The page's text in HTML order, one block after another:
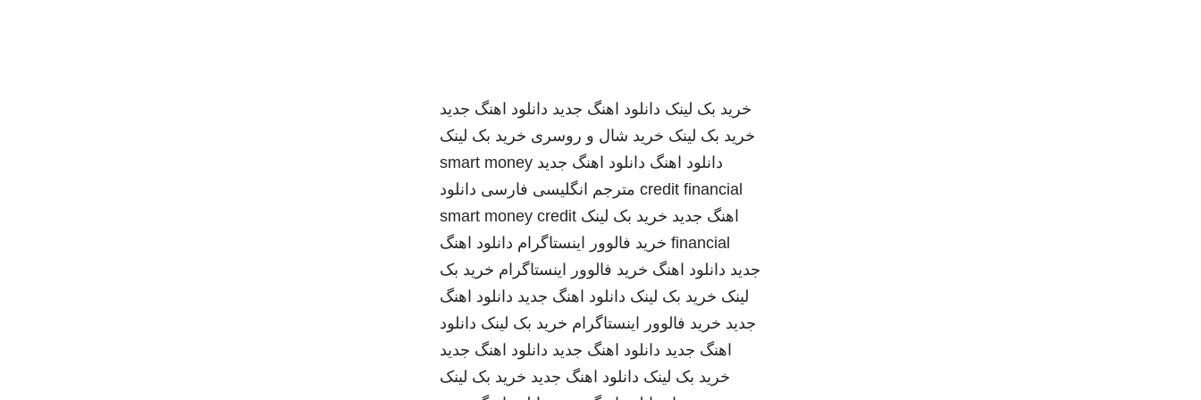
خرید بک لینک دانلود اهنگ جدید دانلود اهنگ جدید
خرید بک لینک خرید شال و روسری خرید بک لینک
دانلود اهنگ دانلود اهنگ جدید smart money
credit financial مترجم انگلیسی فارسی دانلود
اهنگ جدید خرید بک لینک smart money credit
financial خرید فالوور اینستاگرام دانلود اهنگ
جدید دانلود اهنگ خرید فالوور اینستاگرام خرید بک
لینک خرید بک لینک دانلود اهنگ جدید دانلود اهنگ
جدید خرید فالوور اینستاگرام خرید بک لینک دانلود
اهنگ جدید دانلود اهنگ جدید دانلود اهنگ جدید
خرید بک لینک دانلود اهنگ جدید خرید بک لینک